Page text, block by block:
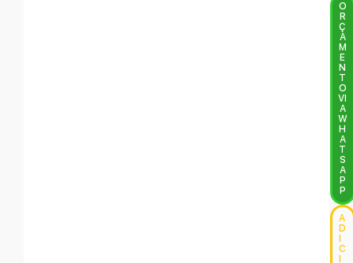
O
R
Ç
A
M
E
N
T
O
VI
A
W
H
A
T
S
A
P
P
A
D
C